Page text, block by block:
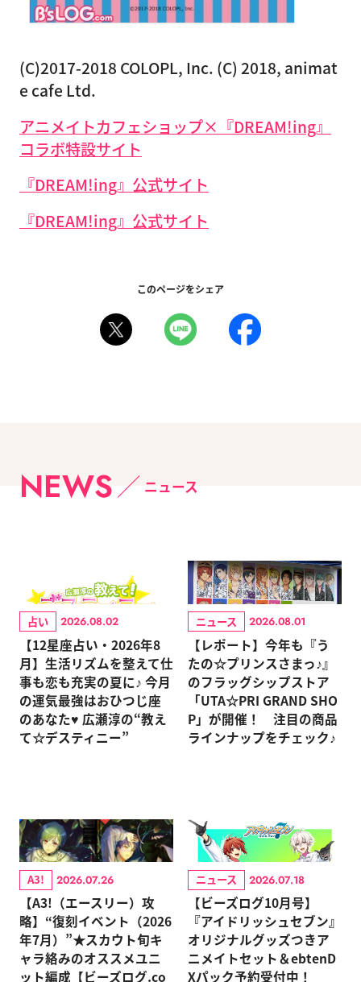
(C)2017-2018 COLOPL, Inc. (C) 2018, animat
e cafe Ltd.
アニメイトカフェショップ×『DREAM!ing』
コラボ特設サイト
『DREAM!ing』公式サイト
『DREAM!ing』公式サイト
このページをシェア
NEWS ニュース
占い 2026.08.02
【12星座占い・2026年8
月】生活リズムを整えて仕
事も恋も充実の夏に♪ 今月
の運気最強はおひつじ座
のあなた♥ 広瀬淳の“教え
て☆デスティニー”
ニュース 2026.08.01
【レポート】今年も『う
たの☆プリンスさまっ♪』
のフラッグシップストア
「UTA☆PRI GRAND SHO
P」が開催！ 注目の商品
ラインナップをチェック♪
A3! 2026.07.26
【A3!（エースリー）攻
略】“復刻イベント（2026
年7月）”★スカウト旬キ
ャラ絡みのオススメユニ
ット編成【ビーズログ.co
ニュース 2026.07.18
【ビーズログ10月号】
『アイドリッシュセブン』
オリジナルグッズつきア
ニメイトセット＆ebtenD
Xパック予約受付中！